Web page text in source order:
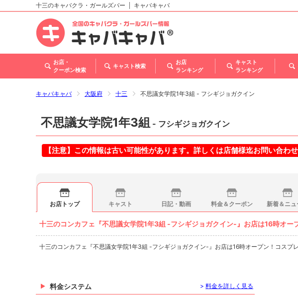
北海道
東北
甲信越・北陸
関西
十三のキャバクラ・ガールズバー キャバキャバ
お店・
クーポン検索
キャスト検索
お店
ランキング
キャスト
ランキング
キャバキャバ 大阪府 十三 不思議女学院1年3組 - フシギジョガクイン
不思議女学院1年3組 - フシギジョガクイン
【注意】この情報は古い可能性があります。詳しくは店舗様迄お問い合わせ
お店トップ キャスト 日記・動画 料金＆クーポン 新着＆ニュ
十三のコンカフェ『不思議女学院1年3組 -フシギジョガクイン-』お店は16時オー
十三のコンカフェ『不思議女学院1年3組 -フシギジョガクイン-』お店は16時オープン！コスプ
料金システム > 料金を詳しく見る